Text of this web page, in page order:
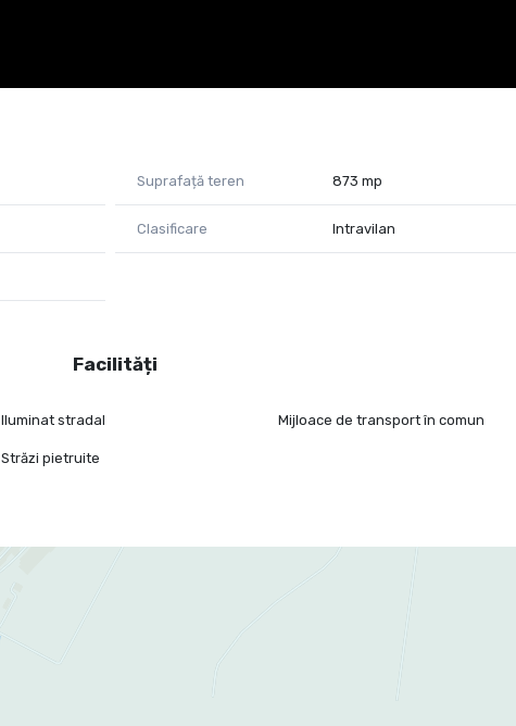
Suprafață teren 873 mp
Clasificare Intravilan
Facilități
Iluminat stradal Mijloace de transport în comun
Străzi pietruite